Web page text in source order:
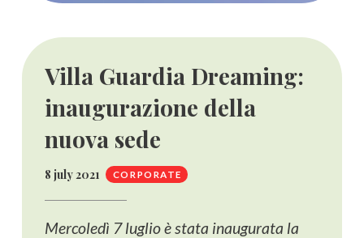
Villa Guardia Dreaming:
inaugurazione della
nuova sede
8 july 2021 CORPORATE
Mercoledì 7 luglio è stata inaugurata la